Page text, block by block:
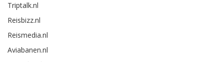
Triptalk.nl
Reisbizz.nl
Reismedia.nl
Aviabanen.nl